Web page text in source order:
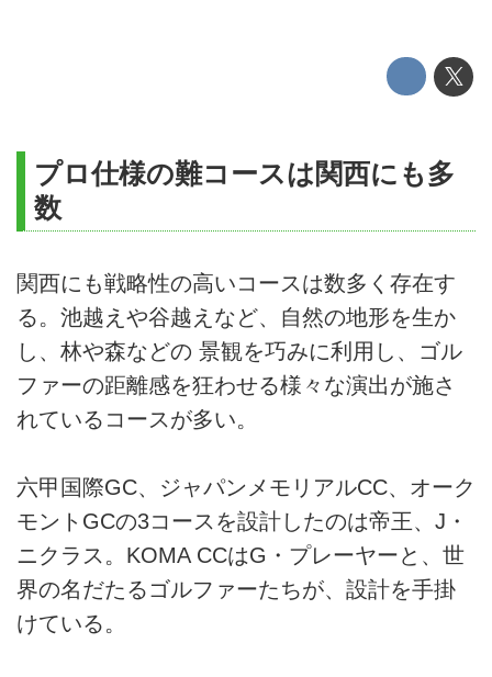
プロ仕様の難コースは関西にも多
数
関西にも戦略性の高いコースは数多く存在す
る。池越えや谷越えなど、自然の地形を生か
し、林や森などの 景観を巧みに利用し、ゴル
ファーの距離感を狂わせる様々な演出が施さ
れているコースが多い。
六甲国際GC、ジャパンメモリアルCC、オーク
モントGCの3コースを設計したのは帝王、J・
ニクラス。KOMA CCはG・プレーヤーと、世
界の名だたるゴルファーたちが、設計を手掛
けている。